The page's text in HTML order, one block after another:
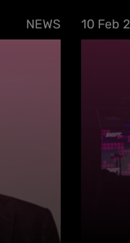
NEWS 10 Feb